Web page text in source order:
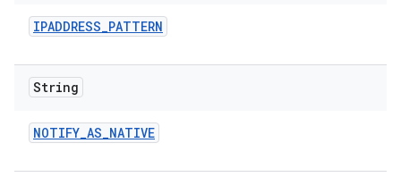
IPADDRESS_PATTERN
String
NOTIFY_AS_NATIVE